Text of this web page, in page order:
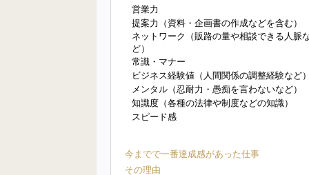
営業力
提案力（資料・企画書の作成などを含む）
ネットワーク（販路の量や相談できる人脈
ど）
常識・マナー
ビジネス経験値（人間関係の調整経験など
メンタル（忍耐力・愚痴を言わないなど）
知識度（各種の法律や制度などの知識）
スピード感
今までで一番達成感があった仕事
その理由